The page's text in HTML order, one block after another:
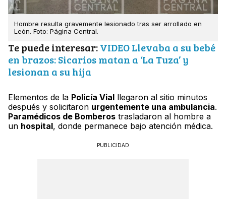
Hombre resulta gravemente lesionado tras ser arrollado en
León. Foto: Página Central.
Te puede interesar:VIDEO Llevaba a su bebé
en brazos: Sicarios matan a ‘La Tuza’ y
lesionan a su hija
Elementos de la Policía Vial llegaron al sitio minutos
después y solicitaron urgentemente una ambulancia.
Paramédicos de Bomberos trasladaron al hombre a
un hospital, donde permanece bajo atención médica.
PUBLICIDAD